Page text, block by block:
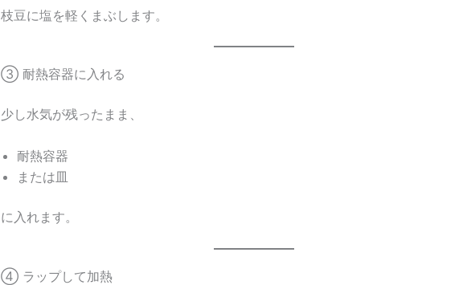
枝豆に塩を軽くまぶします。
③ 耐熱容器に入れる
少し水気が残ったまま、
耐熱容器
または皿
に入れます。
④ ラップして加熱